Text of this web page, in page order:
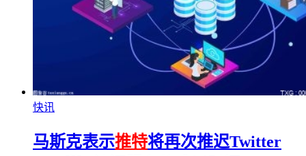
快讯
马斯克表示推特将再次推迟Twitter